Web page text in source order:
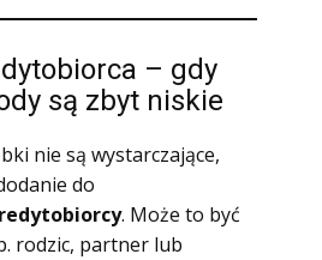
– gdy
są zbyt niskie
nie są wystarczające,
do
. Może to być
rodzic, partner lub